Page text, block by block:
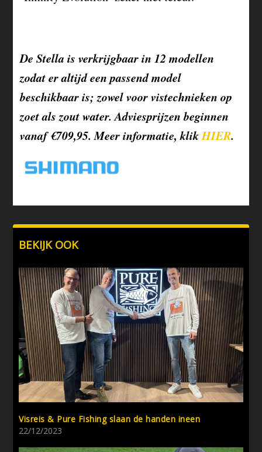
De Stella is verkrijgbaar in 12 modellen
zodat er altijd een passend model
beschikbaar is; zowel voor vistechnieken op
zoet als zout water. Adviesprijzen beginnen
vanaf €709,95. Meer informatie, klikHIER.
BEKIJK OOK
Visreis & Pure Fishing slaan de handen ineen
22/12/2023